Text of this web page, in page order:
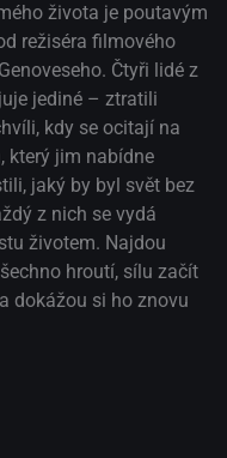
života je poutavým
režiséra filmového
Čtyři lidé z
jediné – ztratili
kdy se ocitají na
který jim nabídne
jaký by byl svět bez
z nich se vydá
životem. Najdou
hroutí, sílu začít
dokážou si ho znovu